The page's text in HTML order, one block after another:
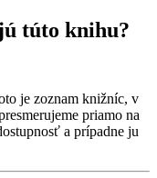
túto knihu?
je zoznam knižníc, v
priamo na
a prípadne ju